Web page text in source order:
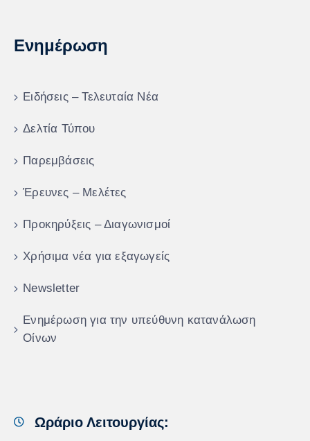
Ενημέρωση
Ειδήσεις – Τελευταία Νέα
Δελτία Τύπου
Παρεμβάσεις
Έρευνες – Μελέτες
Προκηρύξεις – Διαγωνισμοί
Χρήσιμα νέα για εξαγωγείς
Newsletter
Ενημέρωση για την υπεύθυνη κατανάλωση
Οίνων
Ωράριο Λειτουργίας: